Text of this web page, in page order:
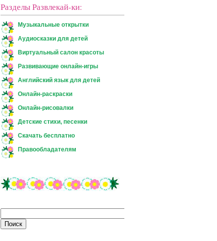
Разделы Развлекай-ки:
Музыкальные открытки
Аудиосказки для детей
Виртуальный салон красоты
Развивающие онлайн-игры
Английский язык для детей
Онлайн-раскраски
Онлайн-рисовалки
Детские стихи, песенки
Скачать бесплатно
Правообладателям